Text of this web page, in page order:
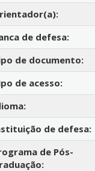
de defesa:
de documento:
de acesso:
de defesa:
de Pós-